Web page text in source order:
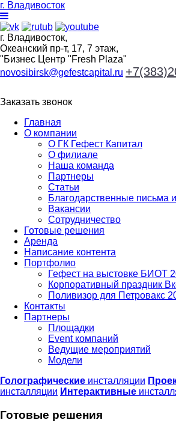
г. Владивосток
г. Владивосток,
Океанский пр-т, 17, 7 этаж,
"Бизнес Центр "Fresh Plaza"
novosibirsk@gefestcapital.ru
Заказать звонок
Главная
О компании
О ГК Гефест Капитал
О филиале
Наша команда
Партнеры
Статьи
Благодарственные письма
Вакансии
Сотрудничество
Готовые решения
Аренда
Написание контента
Портфолио
Гефест на выстовке БИОТ
Корпоративный праздник
Поливизор для Петровакс
Контакты
Партнеры
Площадки
Event компаний
Ведущие мероприятий
Модели
Голографические инсталляции
инсталляции Интерактивные
Готовые решения